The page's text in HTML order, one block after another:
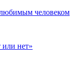
любимым человеком
нет»